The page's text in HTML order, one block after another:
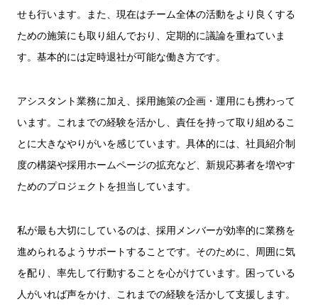
せも行います。また、現在はチーム全体の活動をより良くする
ための施策にも取り組んでおり、定期的に議論を重ねていま
す。基本的には定時退社が可能な働き方です。
アシスタント業務に加え、採用施策の企画・運用にも携わって
います。これまでの経験を活かし、責任を持って取り組めるこ
とに大きなやりがいを感じています。具体的には、社員紹介制
度の構築や採用ホームページの拡充など、新規応募者を増やす
ためのプロジェクトを担当しています。
私が最も大切にしているのは、採用メンバーが効率的に業務を
進められるようサポートすることです。そのために、周囲に気
を配り、率先して行動することを心がけています。困っている
人がいれば声をかけ、これまでの経験を活かして支援します。